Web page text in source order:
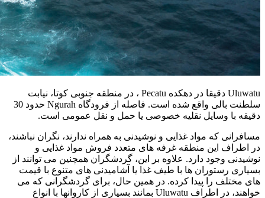
Uluwatu دقیقا در دهکده Pecatu ، در منطقه جنوبی کوتا، نیابت
سلطنت بالی واقع شده است. فاصله از فرودگاه Ngurah حدود 30
دقیقه با وسایل نقلیه خصوصی یا حمل و نقل عمومی است.
مسافرانی که مواد غذایی و نوشیدنی به همراه ندارند، نگران نباشند،
در اطراف این منطقه غرفه های متعدد فروش مواد غذایی و
نوشیدنی وجود دارد. علاوه بر این، گردشگران همچنین می توانند از
بسیاری رستوران ها با طیف غذا یا آشامیدنی های متنوع با قیمت
های مختلف را پیدا کرده. در همین حال، برای گردشگرانی که می
خواهند، در اطراف Uluwatu بمانند بسیاری از کاروانها با انواع